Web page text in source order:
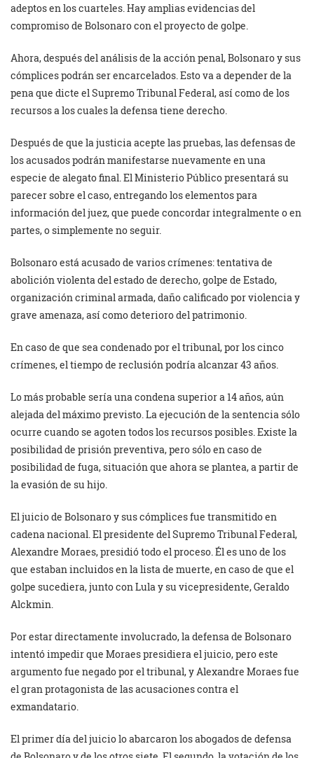
adeptos en los cuarteles. Hay amplias evidencias del
compromiso de Bolsonaro con el proyecto de golpe.
Ahora, después del análisis de la acción penal, Bolsonaro y sus
cómplices podrán ser encarcelados. Esto va a depender de la
pena que dicte el Supremo Tribunal Federal, así como de los
recursos a los cuales la defensa tiene derecho.
Después de que la justicia acepte las pruebas, las defensas de
los acusados podrán manifestarse nuevamente en una
especie de alegato final. El Ministerio Público presentará su
parecer sobre el caso, entregando los elementos para
información del juez, que puede concordar integralmente o en
partes, o simplemente no seguir.
Bolsonaro está acusado de varios crímenes: tentativa de
abolición violenta del estado de derecho, golpe de Estado,
organización criminal armada, daño calificado por violencia y
grave amenaza, así como deterioro del patrimonio.
En caso de que sea condenado por el tribunal, por los cinco
crímenes, el tiempo de reclusión podría alcanzar 43 años.
Lo más probable sería una condena superior a 14 años, aún
alejada del máximo previsto. La ejecución de la sentencia sólo
ocurre cuando se agoten todos los recursos posibles. Existe la
posibilidad de prisión preventiva, pero sólo en caso de
posibilidad de fuga, situación que ahora se plantea, a partir de
la evasión de su hijo.
El juicio de Bolsonaro y sus cómplices fue transmitido en
cadena nacional. El presidente del Supremo Tribunal Federal,
Alexandre Moraes, presidió todo el proceso. Él es uno de los
que estaban incluidos en la lista de muerte, en caso de que el
golpe sucediera, junto con Lula y su vicepresidente, Geraldo
Alckmin.
Por estar directamente involucrado, la defensa de Bolsonaro
intentó impedir que Moraes presidiera el juicio, pero este
argumento fue negado por el tribunal, y Alexandre Moraes fue
el gran protagonista de las acusaciones contra el
exmandatario.
El primer día del juicio lo abarcaron los abogados de defensa